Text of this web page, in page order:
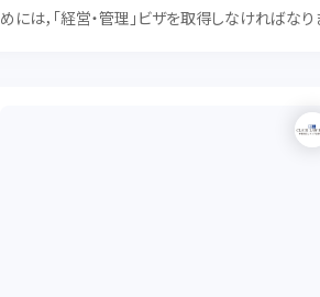
めには，「経営・管理」ビザを取得しなければなり